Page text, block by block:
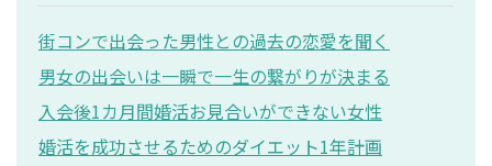
街コンで出会った男性との過去の恋愛を聞く
男女の出会いは一瞬で一生の繋がりが決まる
入会後1カ月間婚活お見合いができない女性
婚活を成功させるためのダイエット1年計画